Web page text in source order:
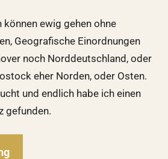
können ewig gehen ohne
Geografische Einordnungen
noch Norddeutschland, oder
eher Norden, oder Osten.
und endlich habe ich einen
gefunden.